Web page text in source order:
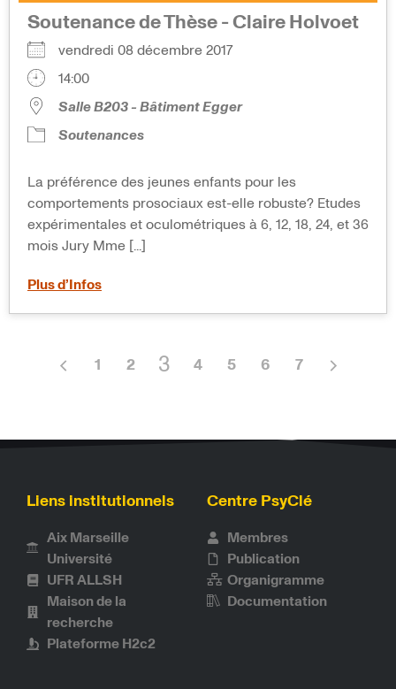
Soutenance de Thèse - Claire Holvoet
vendredi 08 décembre 2017
14:00
Salle B203 - Bâtiment Egger
Soutenances
La préférence des jeunes enfants pour les
comportements prosociaux est-elle robuste? Etudes
expérimentales et oculométriques à 6, 12, 18, 24, et 36
mois Jury Mme [...]
Plus d’Infos
1 2 3 4 5 6 7
Liens institutionnels
Aix Marseille
Université
UFR ALLSH
Maison de la
recherche
Plateforme H2c2
Centre PsyClé
Membres
Publication
Organigramme
Documentation